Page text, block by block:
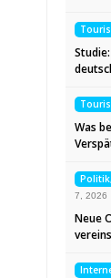
Was
7, 2026
Neue